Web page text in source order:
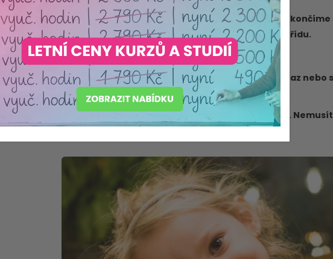
A jsme u posledního dílu „Desatera pro předškoláka“. 10. dílem
můžete, milí rodiče, pomoct s přípravou svého dítěte na první třídu.
Tento díl je o samostatnosti a odpovědnosti.
Pokud už vaše dítě umí samo nakoupit, telefonovat, vyřídit vzkaz nebo
svého domácího mazlíčka, tak je připraveno na první třídu. 😊
Jestli si není v něčem jisté, máte čas to posilovat a procvičovat.